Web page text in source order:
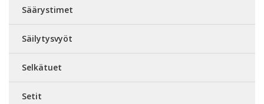
Säärystimet
Säilytysvyöt
Selkätuet
Setit